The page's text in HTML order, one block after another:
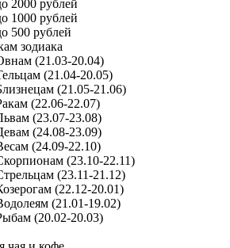
2000 рублей
1000 рублей
500 рублей
зодиака
(21.03-20.04)
(21.04-20.05)
(21.05-21.06)
(22.06-22.07)
(23.07-23.08)
(24.08-23.09)
(24.09-22.10)
(23.10-22.11)
(23.11-21.12)
(22.12-20.01)
(21.01-19.02)
(20.02-20.03)